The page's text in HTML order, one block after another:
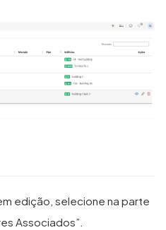
edição, selecione na parte
Associados”.